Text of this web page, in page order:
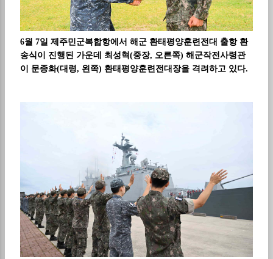
6월 7일 제주민군복합항에서 해군 환태평양훈련전대 출항 환
송식이 진행된 가운데 최성혁(중장, 오른쪽) 해군작전사령관
이 문종화(대령, 왼쪽) 환태평양훈련전대장을 격려하고 있다.